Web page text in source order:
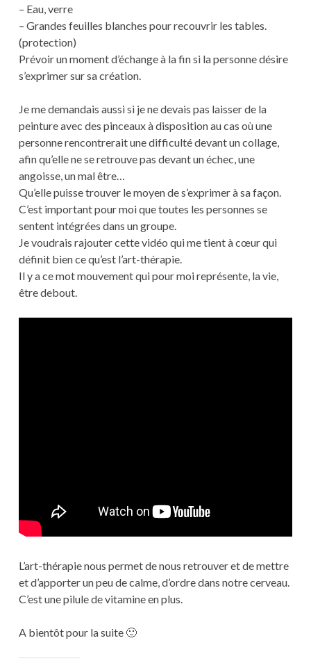
– Eau, verre
– Grandes feuilles blanches pour recouvrir les tables.
(protection)
Prévoir un moment d’échange à la fin si la personne désire
s’exprimer sur sa création.
Je me demandais aussi si je ne devais pas laisser de la
peinture avec des pinceaux à disposition au cas où une
personne rencontrerait une difficulté devant un collage,
afin qu’elle ne se retrouve pas devant un échec, une
angoisse, un mal être…
Qu’elle puisse trouver le moyen de s’exprimer à sa façon.
C’est important pour moi que toutes les personnes se
sentent intégrées dans un groupe.
Je voudrais rajouter cette vidéo qui me tient à cœur qui
définit bien ce qu’est l’art-thérapie.
Il y a ce mot mouvement qui pour moi représente, la vie,
être debout.
L’art-thérapie nous permet de nous retrouver et de mettre
et d’apporter un peu de calme, d’ordre dans notre cerveau.
C’est une pilule de vitamine en plus.
A bientôt pour la suite 🙂